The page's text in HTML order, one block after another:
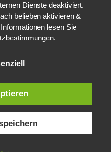
Dienste deaktiviert.
belieben aktivieren &
lesen Sie